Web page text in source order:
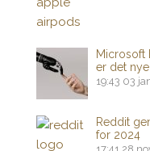
Microsoft
er det
19:43 03
Reddit
for 2024